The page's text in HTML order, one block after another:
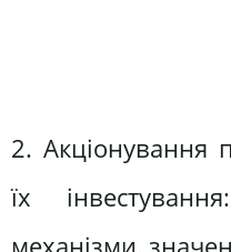
2. Акціонування
їх